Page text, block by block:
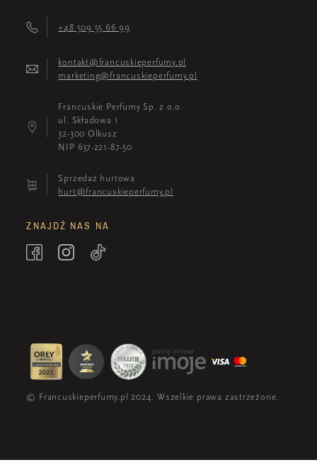
+48 509 55 66 99
kontakt@francuskieperfumy.pl
marketing@francuskieperfumy.pl
Francuskie Perfumy Sp. z o.o.
ul. Składowa 1
32-300 Olkusz
NIP 637-221-87-50
Sprzedaż hurtowa
hurt@francuskieperfumy.pl
ZNAJDŹ NAS NA
© Francuskieperfumy.pl 2024. Wszelkie prawa zastrzeżone.